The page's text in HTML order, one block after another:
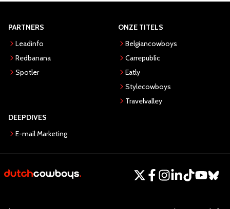
PARTNERS
Leadinfo
Redbanana
Spotler
ONZE TITELS
Belgiancowboys
Carrepublic
Eatly
Stylecowboys
Travelvalley
DEEPDIVES
E-mail Marketing